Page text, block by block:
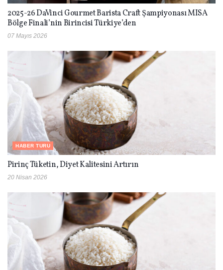
2025-26 DaVinci Gourmet Barista Craft Şampiyonası MISA
Bölge Finali’nin Birincisi Türkiye’den
07 Mayıs 2026
HABER TURU
Pirinç Tüketin, Diyet Kalitesini Artırın
20 Nisan 2026